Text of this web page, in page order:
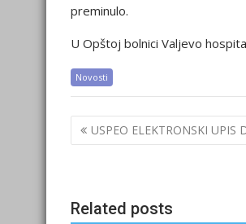
preminulo.
U Opštoj bolnici Valjevo
Novosti
Post
navigation
USPEO ELEKTRONSKI UPIS
Related posts